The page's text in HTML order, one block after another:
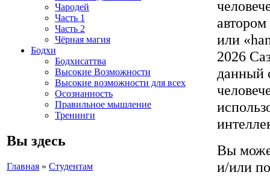
Чародей
Часть 1
Часть 2
Чёрная магия
Бодхи
Бодхисаттва
Высокие Возможности
Высокие возможности для всех
Осознанность
Правильное мышление
Тренинги
Вы здесь
Главная » Студентам
или
2026
данный
Вы
и/или